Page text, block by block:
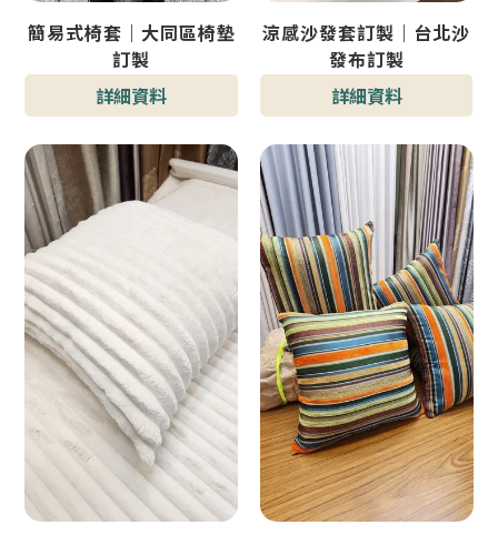
簡易式椅套｜大同區椅墊
訂製
詳細資料
涼感沙發套訂製｜台北沙
發布訂製
詳細資料